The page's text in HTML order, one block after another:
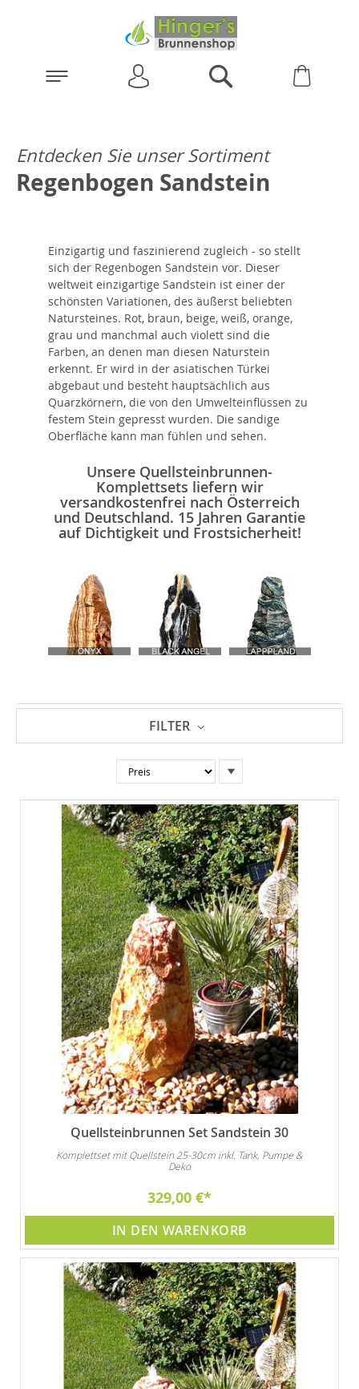
Entdecken Sie unser Sortiment
Regenbogen Sandstein
Einzigartig und faszinierend zugleich - so stellt
sich der Regenbogen Sandstein vor. Dieser
weltweit einzigartige Sandstein ist einer der
schönsten Variationen, des äußerst beliebten
Natursteines. Rot, braun, beige, weiß, orange,
grau und manchmal auch violett sind die
Farben, an denen man diesen Naturstein
erkennt. Er wird in der asiatischen Türkei
abgebaut und besteht hauptsächlich aus
Quarzkörnern, die von den Umwelteinflüssen zu
festem Stein gepresst wurden. Die sandige
Oberfläche kann man fühlen und sehen.
Unsere Quellsteinbrunnen-
Komplettsets liefern wir
versandkostenfrei nach Österreich
und Deutschland. 15 Jahren Garantie
auf Dichtigkeit und Frostsicherheit!
absteigender
Reihenfolge
Quellsteinbrunnen Set Sandstein 30
Komplettset mit Quellstein 25-30cm inkl. Tank, Pumpe &
Deko
329,00 €
IN DEN WARENKORB
FILTER